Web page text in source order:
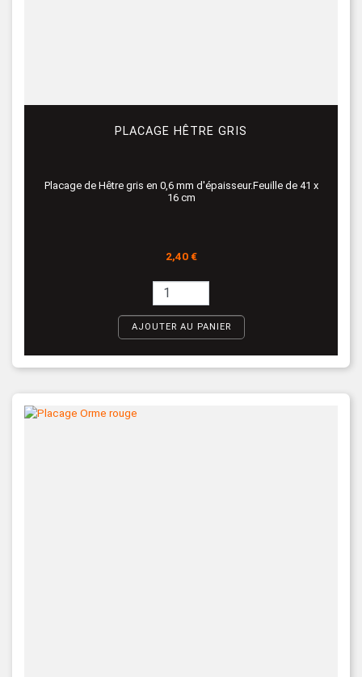
PLACAGE HÊTRE GRIS
Placage de Hêtre gris en 0,6 mm d'épaisseur.Feuille de 41 x
16 cm
Prix
2,40 €
AJOUTER AU PANIER